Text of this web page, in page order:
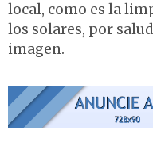
local, como es la
los solares, por
imagen.